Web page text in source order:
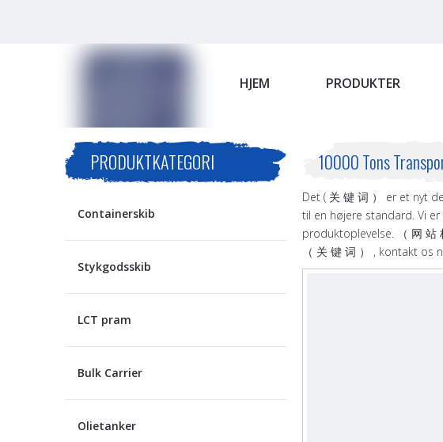
HJEM PRODUKTER
PRODUKTKATEGORI
Containerskib
Stykgodsskib
LCT pram
Bulk Carrier
Olietanker
10000 Tons
Det ( 关 键 词 ） er et nyt
til en højere standard. Vi
produktoplevelse. （ 网 站
（ 关 键 词 ） , kontakt os